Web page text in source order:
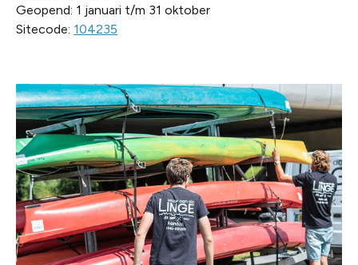
Geopend: 1 januari t/m 31 oktober
Sitecode: 104235